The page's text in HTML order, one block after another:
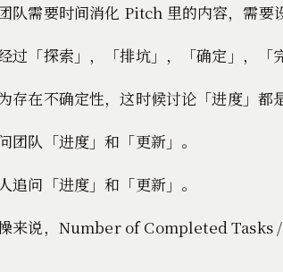
队需要时间消化 Pitch 里的内容，需
过「探索」，「排坑」，「确定」，「
存在不确定性，这时候讨论「进度」都
队「进度」和「更新」。
问「进度」和「更新」。
来说，Number of Completed